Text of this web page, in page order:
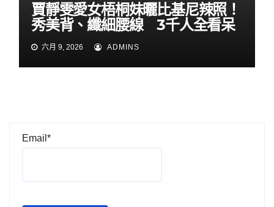
賈靜雯愛女梧桐妹曬比基尼辣照！
秀美背、纖細腰線 3千人全看呆
六月 9, 2026 ADMINS
Email*